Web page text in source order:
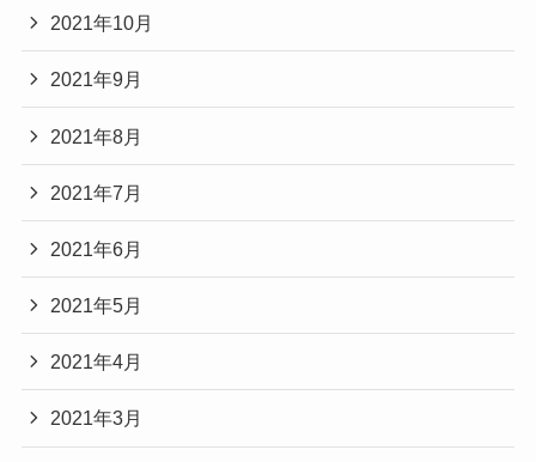
2021年10月
2021年9月
2021年8月
2021年7月
2021年6月
2021年5月
2021年4月
2021年3月